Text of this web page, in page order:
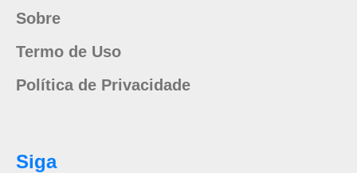
Sobre
Termo de Uso
Política de Privacidade
Siga